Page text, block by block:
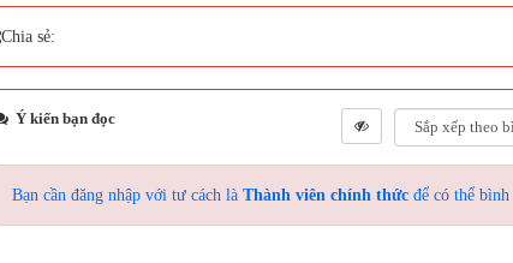
Chia sẻ:
Ý kiến bạn đọc
Bạn cần đăng nhập với tư cách là Thành viên chính thức để có thể bình